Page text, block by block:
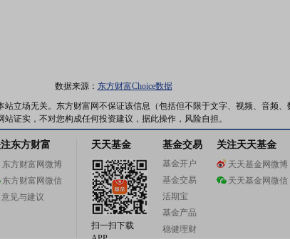
数据来源： 东方财富Choice数据
立场无关。东方财富网不保证该信息（包括但不限于文字、视频、音频
证实，不对您构成任何投资建议，据此操作，风险自担。
东方财富
东方财富网微博
东方财富网微信
意见与建议
天天基金
扫一扫下载
基金交易
基金开户
基金交易
活期宝
基金产品
稳健理财
关注天天基金
天天基金网微博
天天基金网微信